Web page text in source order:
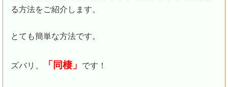
る方法をご紹介します。
とても簡単な方法です。
ズバリ、 「同棲」 です！